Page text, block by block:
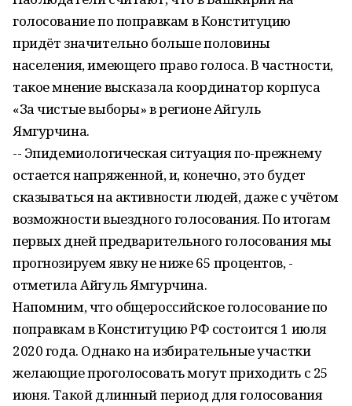
голосование по поправкам в Конституцию
придёт значительно больше половины
населения, имеющего право голоса. В частности,
такое мнение высказала координатор корпуса
«За чистые выборы» в регионе Айгуль
Ямгурчина.
-- Эпидемиологическая ситуация по-прежнему
остается напряженной, и, конечно, это будет
сказываться на активности людей, даже с учётом
возможности выездного голосования. По итогам
первых дней предварительного голосования мы
прогнозируем явку не ниже 65 процентов, -
отметила Айгуль Ямгурчина.
Напомним, что общероссийское голосование по
поправкам в Конституцию РФ состоится 1 июля
2020 года. Однако на избирательные участки
желающие проголосовать могут приходить с 25
июня. Такой длинный период для голосования